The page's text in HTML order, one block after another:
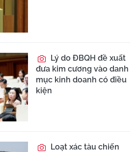
Lý do ĐBQH đề xuất
đưa kim cương vào danh
mục kinh doanh có điều
kiện
Loạt xác tàu chiến